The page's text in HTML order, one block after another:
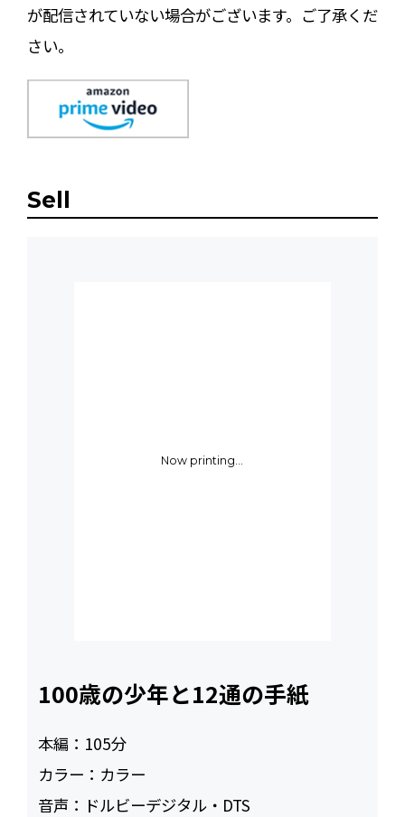
が配信されていない場合がございます。ご了承くだ
さい。
Sell
Now printing...
100歳の少年と12通の手紙
本編： 105
カラー： カラー
音声： ドルビーデジタル・DTS